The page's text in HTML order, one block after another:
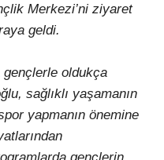
Merkezi’ni ziyaret
geldi.
gençlerle oldukça
sağlıklı yaşamanın
yapmanın önemine